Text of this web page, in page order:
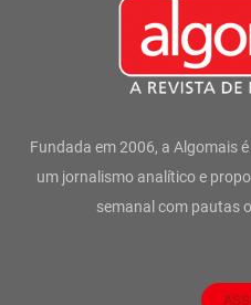
Fundada em 2006, a Algomais
um jornalismo analítico e
semanal com pautas